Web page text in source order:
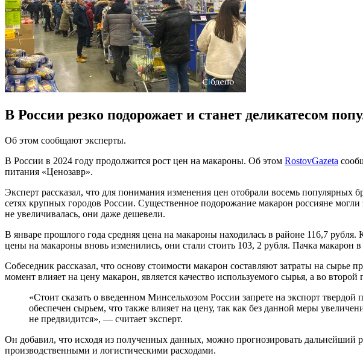
В России резко подорожает и станет деликатесом
Об этом сообщают эксперты.
В России в 2024 году продолжится рост цен на макароны. Об этом RostovGazeta
питания «Ценозавр».
Эксперт рассказал, что для понимания изменения цен отобрали восемь
сетях крупных городов России. Существенное подорожание макарон россияне
не увеличивалась, они даже дешевели.
В январе прошлого года средняя цена на макароны находилась в районе 116,7
цены на макароны вновь изменились, они стали стоить 103, 2 рубля. Пачка макарон
Собеседник рассказал, что основу стоимости макарон составляют затраты на
момент влияет на цену макарон, является качество используемого сырья, а во
«Стоит сказать о введенном Минсельхозом России запрете на экспорт
обеспечен сырьем, что также влияет на цену, так как без данной меры
не предвидится», — считает эксперт.
Он добавил, что исходя из полученных данных, можно прогнозировать дальнейший
производственными и логистическими расходами.